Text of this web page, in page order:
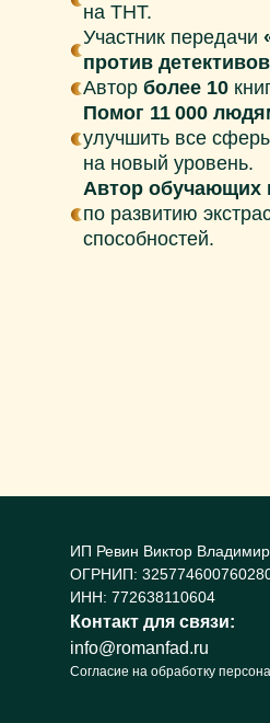
на ТНТ.
Участник передачи
против
Автор более 10
Помог 11 000
улучшить все
на новый уровень.
Автор обучающих
по развитию
способностей.
ИП Ревин Виктор
ОГРНИП:
ИНН: 772638110604
Контакт для связи:
info@romanfad.ru
Согласие на обработку